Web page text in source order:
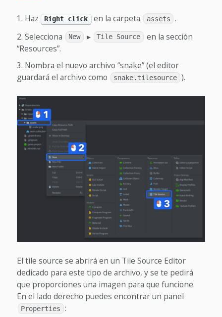
Haz Right click en la carpeta assets
.
Selecciona
New ▸ Tile Source
en la sección
“Resources”.
Nombra el nuevo archivo “snake” (el editor
guardará el archivo como
snake.tilesource ).
El tile source se abrirá en un Tile Source Editor
dedicado para este tipo de archivo, y se te pedirá
que proporciones una imagen para que funcione.
En el lado derecho puedes encontrar un panel
Properties :